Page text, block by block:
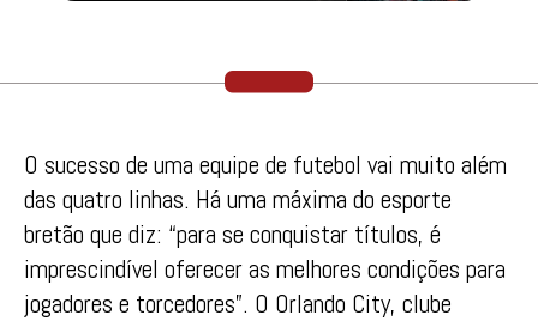
O sucesso de uma equipe de futebol vai muito além
das quatro linhas. Há uma máxima do esporte
bretão que diz: “para se conquistar títulos, é
imprescindível oferecer as melhores condições para
jogadores e torcedores”. O Orlando City, clube